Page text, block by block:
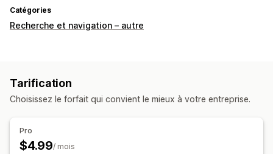
Catégories
Recherche et navigation – autre
Tarification
Choisissez le forfait qui convient le mieux à votre entreprise.
Pro
$4.99/ mois